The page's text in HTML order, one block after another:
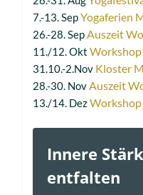
7.-13. SepYogaferien
26.-28. SepAuszeit
11./12. Okt
31.10.-2.Nov Kloster
28.-30. NovAuszeit
13./14. Dez
Innere
entfalten